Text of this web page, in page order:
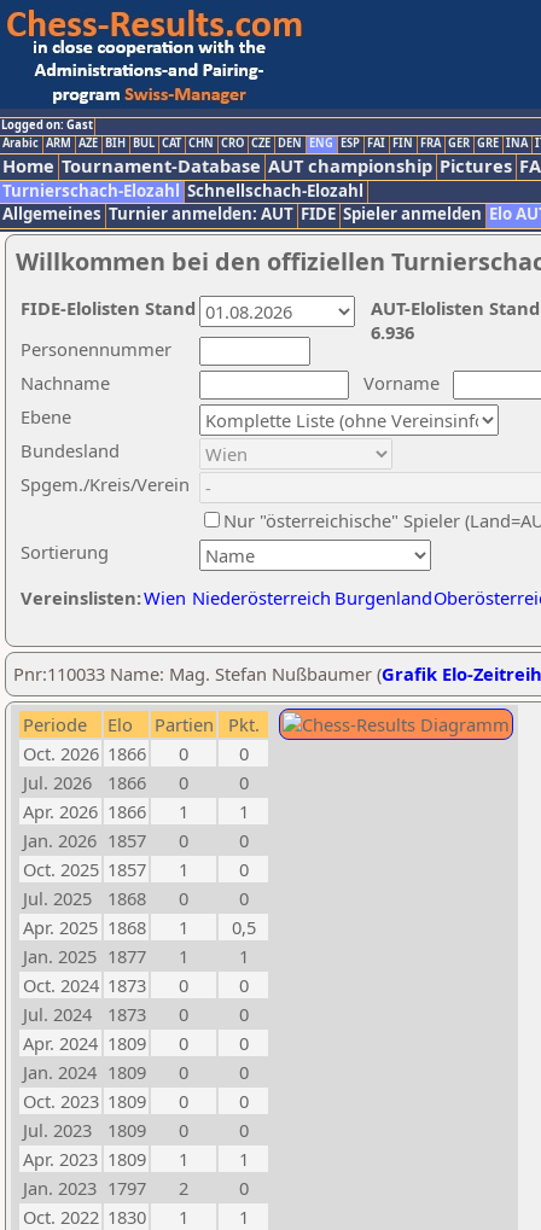
Logged on: Gast
Arabic ARM AZE BIH BUL CAT CHN CRO CZE DEN ENG ESP FAI FIN FRA GER GRE INA
Home Tournament-Database AUT championship Pictures
Turnierschach-Elozahl Schnellschach-Elozahl
Allgemeines Turnier anmelden: AUT FIDE Spieler anmelden Elo
Willkommen bei den offiziellen
Nachname
Vorname
Ebene
Sortierung
Personennummer
Bundesland
Spgem./Kreis/Verein
Nur "österreichische" Spieler
Vereinslisten:Wien Niederösterreich Burgenland
AUT-Elolisten
6.936
FIDE-Elolisten Stand
Pnr:110033 Name: Mag. Stefan Nußbaumer (Grafik Elo-
Periode Elo Partien
Pkt.
Oct. 2026 1866 0
0
Jul. 2026
1866 0
0
Apr. 2026 1866 1
1
Jan. 2026 1857 0
0
Oct. 2025 1857 1
0
Jul. 2025
1868 0
0
Apr. 2025 1868 1
0,5
Jan. 2025 1877 1
1
Oct. 2024 1873 0
0
Jul. 2024
1873 0
0
Apr. 2024 1809 0
0
Jan. 2024 1809 0
0
Oct. 2023 1809 0
0
Jul. 2023
1809 0
0
Apr. 2023 1809 1
1
Jan. 2023 1797 2
0
Oct. 2022 1830 1
1